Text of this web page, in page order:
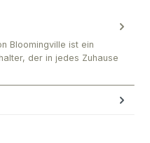
Bloomingville ist ein
der in jedes Zuhause